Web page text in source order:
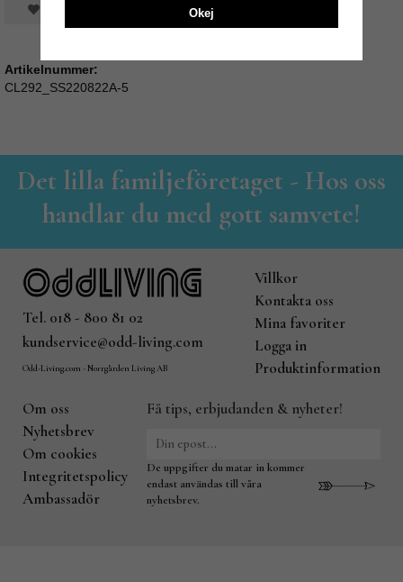
Spara som favorit
Artikelnummer:
CL292_SS220822A-5
Det lilla familjeföretaget - Hos oss
handlar du med gott samvete!
Tel. 018 - 800 81 02
kundservice@odd-living.com
Odd-Living.com - Norrgården Living AB
Villkor
Kontakta oss
Mina favoriter
Logga in
Produktinformation
Om oss
Nyhetsbrev
Om cookies
Integritetspolicy
Ambassadör
Få tips, erbjudanden & nyheter!
De uppgifter du matar in kommer
endast användas till våra
nyhetsbrev.
Okej